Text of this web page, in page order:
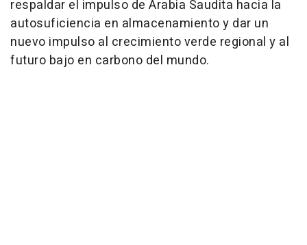
respaldar el impulso de Arabia Saudita hacia la
autosuficiencia en almacenamiento y dar un
nuevo impulso al crecimiento verde regional y al
futuro bajo en carbono del mundo.